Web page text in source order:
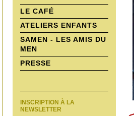
LE CAFÉ
ATELIERS ENFANTS
SAMEN - LES AMIS DU
MEN
PRESSE
INSCRIPTION À LA
NEWSLETTER